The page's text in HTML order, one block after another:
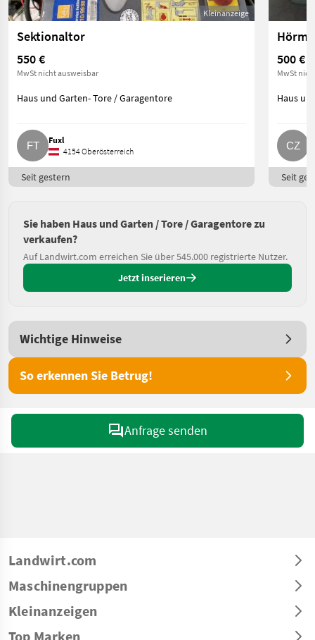
Kleinanzeige
Sektionaltor
550 €
MwSt nicht ausweisbar
Haus und Garten- Tore / Garagentore
Fuxl
4154 Oberösterreich
Seit gestern
500 €
MwSt
Haus
Seit
Sie haben Haus und Garten / Tore / Garagentore zu
verkaufen?
Auf Landwirt.com erreichen Sie über 545.000 registrierte Nutzer.
Jetzt inserieren
Wichtige Hinweise
So erkennen Sie Betrug!
Anfrage senden
Landwirt.com
Maschinengruppen
Kleinanzeigen
Top Marken